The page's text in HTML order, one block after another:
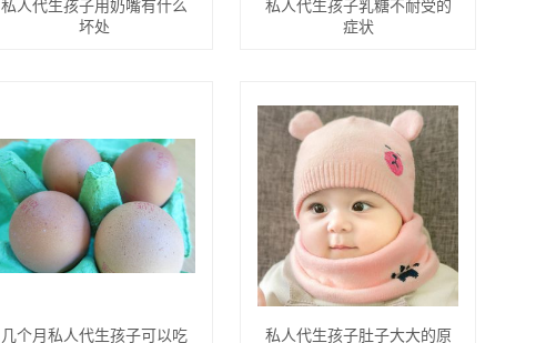
私人代生孩子用奶嘴有什么
坏处
私人代生孩子乳糖不耐受的
症状
几个月私人代生孩子可以吃
私人代生孩子肚子大大的原